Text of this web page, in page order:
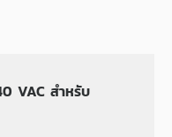
VAC สำหรับ